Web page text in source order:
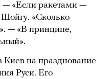
— «Если ракетами —
«Сколько
— «В принципе,
на празднование
Руси. Его